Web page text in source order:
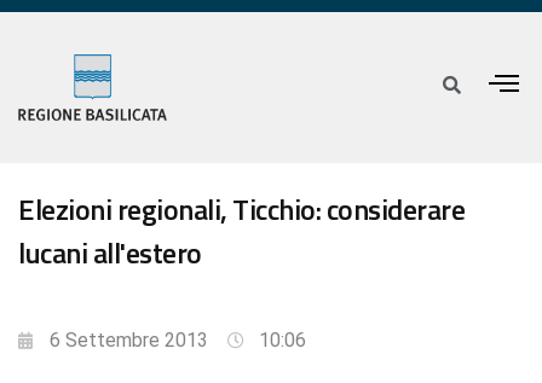
Elezioni regionali, Ticchio: considerare
lucani all'estero
6 Settembre 2013 10:06